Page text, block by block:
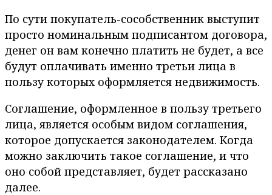
По сути покупатель-сособственник выступит
просто номинальным подписантом договора,
денег он вам конечно платить не будет, а все
будут оплачивать именно третьи лица в
пользу которых оформляется недвижимость.
Соглашение, оформленное в пользу третьего
лица, является особым видом соглашения,
которое допускается законодателем. Когда
можно заключить такое соглашение, и что
оно собой представляет, будет рассказано
далее.